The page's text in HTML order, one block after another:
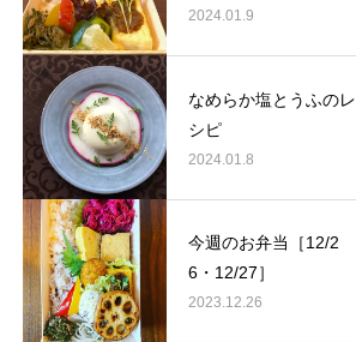
2024.01.9
なめらか塩とうふのレ
シピ
2024.01.8
今週のお弁当［12/2
6・12/27］
2023.12.26